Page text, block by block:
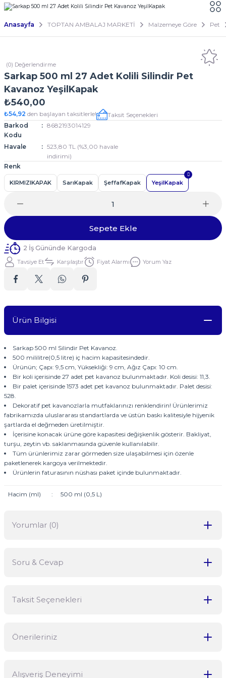
Anasayfa TOPTAN AMBALAJ MARKETİ Malzemeye Göre Pet
(0) Değerlendirme
Sarkap 500 ml 27 Adet Kolili Silindir Pet
Kavanoz YeşilKapak
₺540,00
₺54,92 den başlayan taksitlerle!
Taksit Seçenekleri
Barkod
Kodu
8682193014129
Havale
523,80 TL (%3,00 havale
indirimi)
Renk
KIRMIZIKAPAK SarıKapak ŞeffafKapak YeşilKapak
Sepete Ekle
2 İş Gününde Kargoda
Tavsiye Et Karşılaştır Fiyat Alarmı Yorum Yaz
Ürün Bilgisi
Sarkap 500 ml Silindir Pet Kavanoz.
500 mililitre(0,5 litre) iç hacim kapasitesindedir.
Ürünün; Çapı: 9,5 cm, Yüksekliği: 9 cm, Ağız Çapı: 10 cm.
Bir koli içerisinde 27 adet pet kavanoz bulunmaktadır. Koli desisi: 11,3.
Bir palet içerisinde 1573 adet pet kavanoz bulunmaktadır. Palet desisi:
528.
Dekoratif pet kavanozlarla mutfaklarınızı renklendirin! Ürünlerimiz
fabrikamızda uluslararası standartlarda ve üstün baskı kalitesiyle hijyenik
şartlarda el değmeden üretilmiştir.
İçerisine konacak ürüne göre kapasitesi değişkenlik gösterir. Bakliyat,
turşu, zeytin vb. saklanmasında güvenle kullanılabilir.
Tüm ürünlerimiz zarar görmeden size ulaşabilmesi için özenle
paketlenerek kargoya verilmektedir.
Ürünlerin faturasının nüshası paket içinde bulunmaktadır.
Hacim (ml) : 500 ml (0,5 L)
Yorumlar (0)
Soru & Cevap
Taksit Seçenekleri
Önerileriniz
konularda yetersiz gördüğünüz noktaları öneri formunu kullanarak
Alışveriş Deneyimi